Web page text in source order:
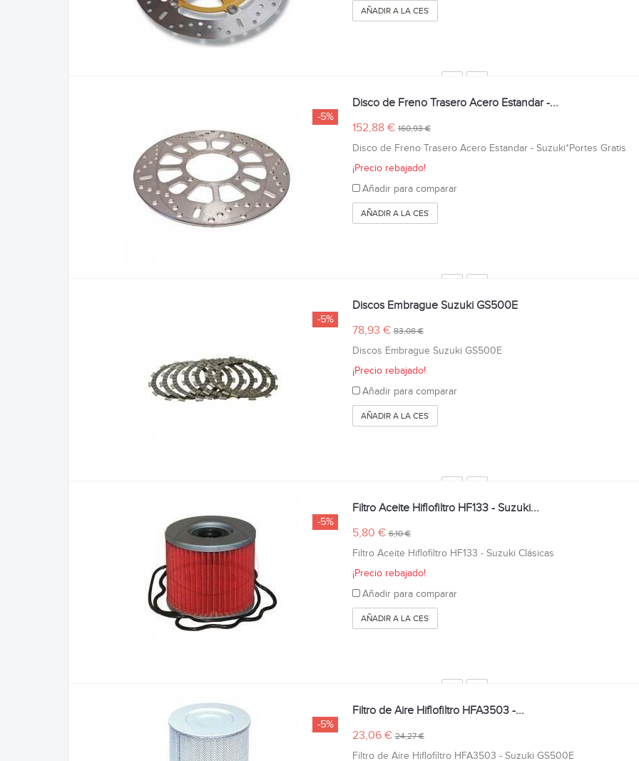
AÑADIR A LA CESTA
-5%
Disco de Freno Trasero Acero Estandar -...
152,88 €160,93 €
Disco de Freno Trasero Acero Estandar - Suzuki*Portes Gratis
¡Precio rebajado!
Añadir para comparar
AÑADIR A LA CESTA
-5%
Discos Embrague Suzuki GS500E
78,93 €83,08 €
Discos Embrague Suzuki GS500E
¡Precio rebajado!
Añadir para comparar
AÑADIR A LA CESTA
-5%
Filtro Aceite Hiflofiltro HF133 - Suzuki...
5,80 €6,10 €
Filtro Aceite Hiflofiltro HF133 - Suzuki Clásicas
¡Precio rebajado!
Añadir para comparar
AÑADIR A LA CESTA
-5%
Filtro de Aire Hiflofiltro HFA3503 -...
23,06 €24,27 €
Filtro de Aire Hiflofiltro HFA3503 - Suzuki GS500E